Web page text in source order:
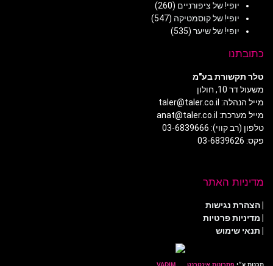
יופי! של ציפורניים (260)
יופי! של קוסמטיקה (547)
יופי! של שיער (535)
כתובתנו
טלר תקשורת בע"מ
משעול דר 10, חולון
מייל הנהלה: taler@taler.co.il
מייל מערכת: anat@taler.co.il
טלפון (רב קווי): 03-6839666
פקס: 03-6839626
מדיניות האתר
הצהרת נגישות
מדיניות פרטיות
| תנאי שימוש
תכנות ע״י פתרונות אינטרנט